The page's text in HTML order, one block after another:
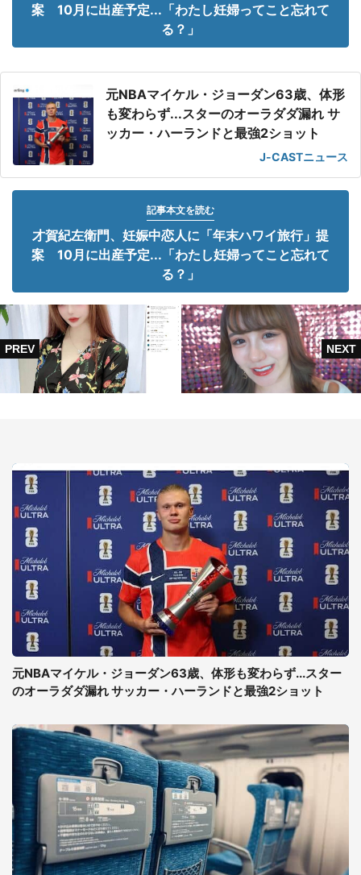
案 10月に出産予定...「わたし妊婦ってこと忘れて
る？」
元NBAマイケル・ジョーダン63歳、体形
も変わらず...スターのオーラダダ漏れ サ
ッカー・ハーランドと最強2ショット
J-CASTニュース
記事本文を読む
才賀紀左衛門、妊娠中恋人に「年末ハワイ旅行」提
案 10月に出産予定...「わたし妊婦ってこと忘れて
る？」
元NBAマイケル・ジョーダン63歳、体形も変わらず...スター
のオーラダダ漏れ サッカー・ハーランドと最強2ショット